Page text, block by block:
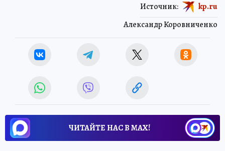
Александр Коровниченко
Источник: kp.ru
ЧИТАЙТЕ НАС В МАХ!